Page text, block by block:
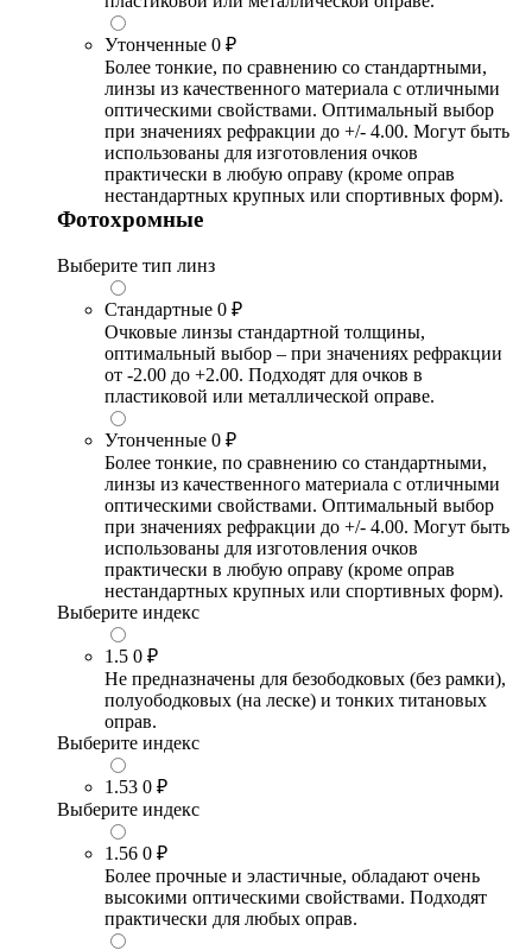
Утонченные 0 ₽
Более тонкие, по сравнению со стандартными,
линзы из качественного материала с отличными
оптическими свойствами. Оптимальный выбор
при значениях рефракции до +/- 4.00. Могут быть
использованы для изготовления очков
практически в любую оправу (кроме оправ
нестандартных крупных или спортивных форм).
Фотохромные
Выберите тип линз
Стандартные 0 ₽
Очковые линзы стандартной толщины,
оптимальный выбор – при значениях рефракции
от -2.00 до +2.00. Подходят для очков в
пластиковой или металлической оправе.
Утонченные 0 ₽
Более тонкие, по сравнению со стандартными,
линзы из качественного материала с отличными
оптическими свойствами. Оптимальный выбор
при значениях рефракции до +/- 4.00. Могут быть
использованы для изготовления очков
практически в любую оправу (кроме оправ
нестандартных крупных или спортивных форм).
Выберите индекс
1.5 0 ₽
Не предназначены для безободковых (без рамки),
полуободковых (на леске) и тонких титановых
оправ.
Выберите индекс
1.53 0 ₽
Выберите индекс
1.56 0 ₽
Более прочные и эластичные, обладают очень
высокими оптическими свойствами. Подходят
практически для любых оправ.